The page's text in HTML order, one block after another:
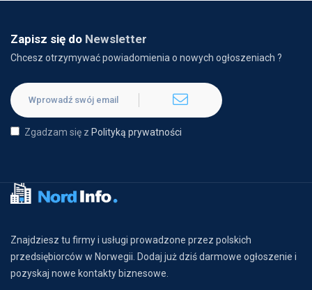
Zapisz się do Newsletter
Chcesz otrzymywać powiadomienia o nowych ogłoszeniach ?
Zgadzam się z Polityką prywatności
Znajdziesz tu firmy i usługi prowadzone przez polskich
przedsiębiorców w Norwegii. Dodaj już dziś darmowe ogłoszenie i
pozyskaj nowe kontakty biznesowe.